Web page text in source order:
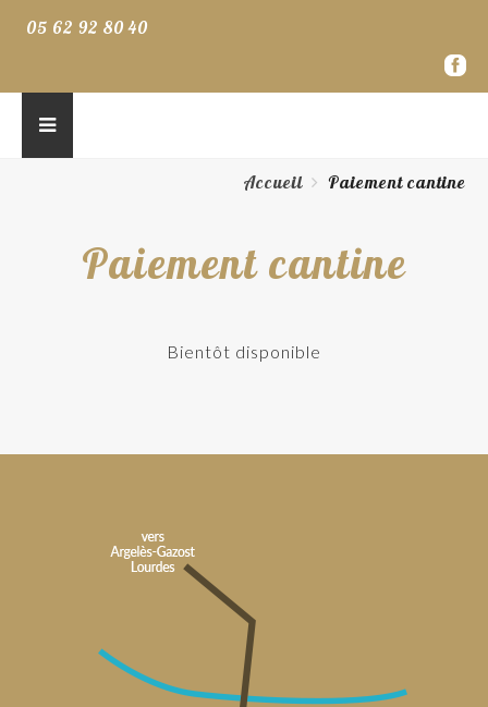
05 62 92 80 40
Accueil Paiement cantine
Paiement cantine
Bientôt disponible